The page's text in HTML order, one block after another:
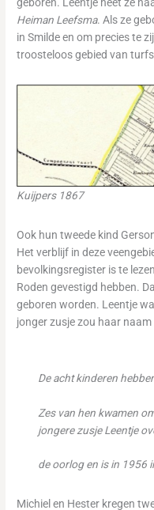
Heiman Leefsma. Als ze
in Smilde en om precies te
troosteloos gebied van
Kuijpers 1867
Ook hun tweede kind
Het verblijf in deze
bevolkingsregister is te
Roden gevestigd hebben.
geboren worden. Leentje
jonger zusje zou haar
De acht kinderen
Zes van hen kwamen
jongere zusje
de oorlog en is in 1956
Michiel en Hester kregen